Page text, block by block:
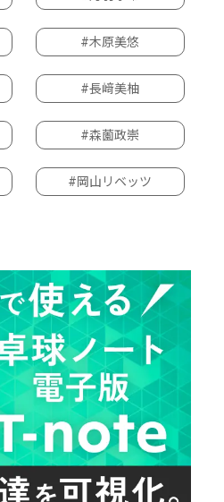
#木原美悠
#長﨑美柚
#森薗政崇
#岡山リベッツ